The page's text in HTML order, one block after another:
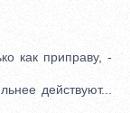
как приправу, -
действуют...